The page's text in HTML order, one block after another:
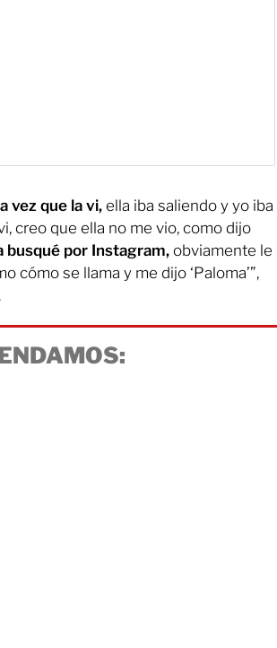
vez que la vi, ella iba saliendo y yo iba
creo que ella no me vio, como dijo
busqué por Instagram, obviamente le
cómo se llama y me dijo ‘Paloma’”,